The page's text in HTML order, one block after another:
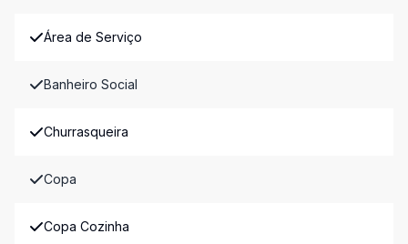
Área de Serviço
Banheiro Social
Churrasqueira
Copa
Copa Cozinha